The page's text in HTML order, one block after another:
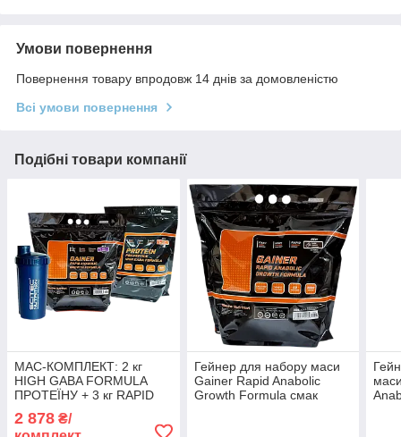
Умови повернення
Повернення товару впродовж 14 днів за домовленістю
Всі умови повернення
Подібні товари компанії
МАС-КОМПЛЕКТ: 2 кг
HIGH GABA FORMULA
ПРОТЕЇНУ + 3 кг RAPID
Шейкер
2 878 ₴/
Гейнер для набору маси
Gainer Rapid Anabolic
Growth Formula смак